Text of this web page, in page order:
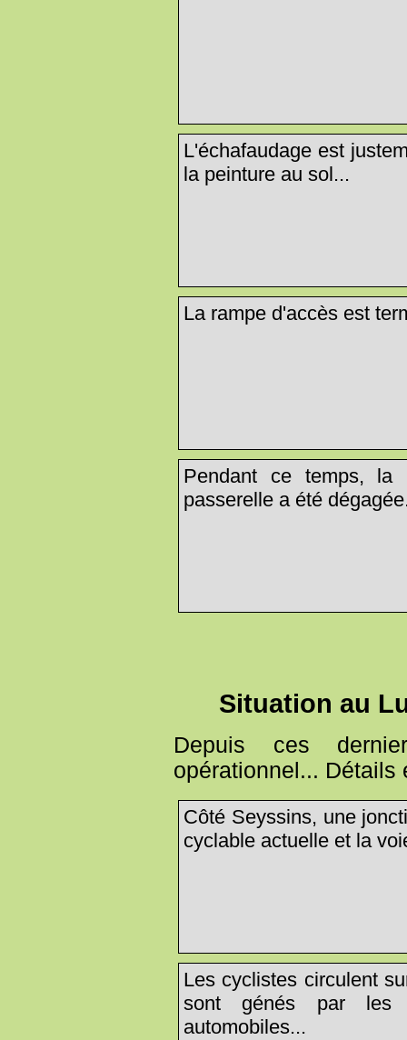
L'échafaudage est
la peinture au sol...
La rampe d'accès est
Pendant ce temps, la
passerelle a été
Situation au
Depuis ces
opérationnel... Détails
Côté Seyssins, une
cyclable actuelle et la
Les cyclistes circulent
sont génés par les
automobiles...